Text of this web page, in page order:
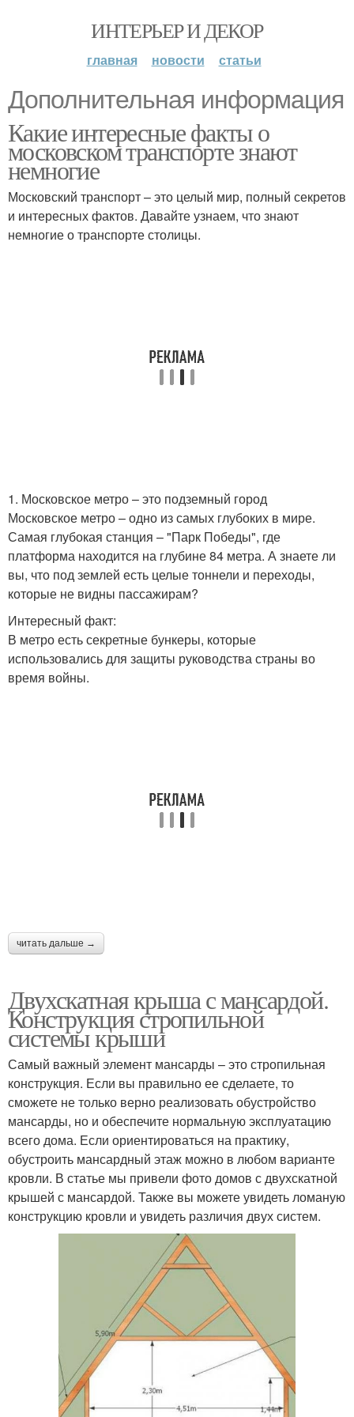
ИНТЕРЬЕР И ДЕКОР
главная новости статьи
Дополнительная информация
Какие интересные факты о
московском транспорте знают
немногие
Московский транспорт – это целый мир, полный секретов
и интересных фактов. Давайте узнаем, что знают
немногие о транспорте столицы.
1. Московское метро – это подземный город
Московское метро – одно из самых глубоких в мире.
Самая глубокая станция – "Парк Победы", где
платформа находится на глубине 84 метра. А знаете ли
вы, что под землей есть целые тоннели и переходы,
которые не видны пассажирам?
Интересный факт:
В метро есть секретные бункеры, которые
использовались для защиты руководства страны во
время войны.
читать дальше →
Двухскатная крыша с мансардой.
Конструкция стропильной
системы крыши
Самый важный элемент мансарды – это стропильная
конструкция. Если вы правильно ее сделаете, то
сможете не только верно реализовать обустройство
мансарды, но и обеспечите нормальную эксплуатацию
всего дома. Если ориентироваться на практику,
обустроить мансардный этаж можно в любом варианте
кровли. В статье мы привели фото домов с двухскатной
крышей с мансардой. Также вы можете увидеть ломаную
конструкцию кровли и увидеть различия двух систем.